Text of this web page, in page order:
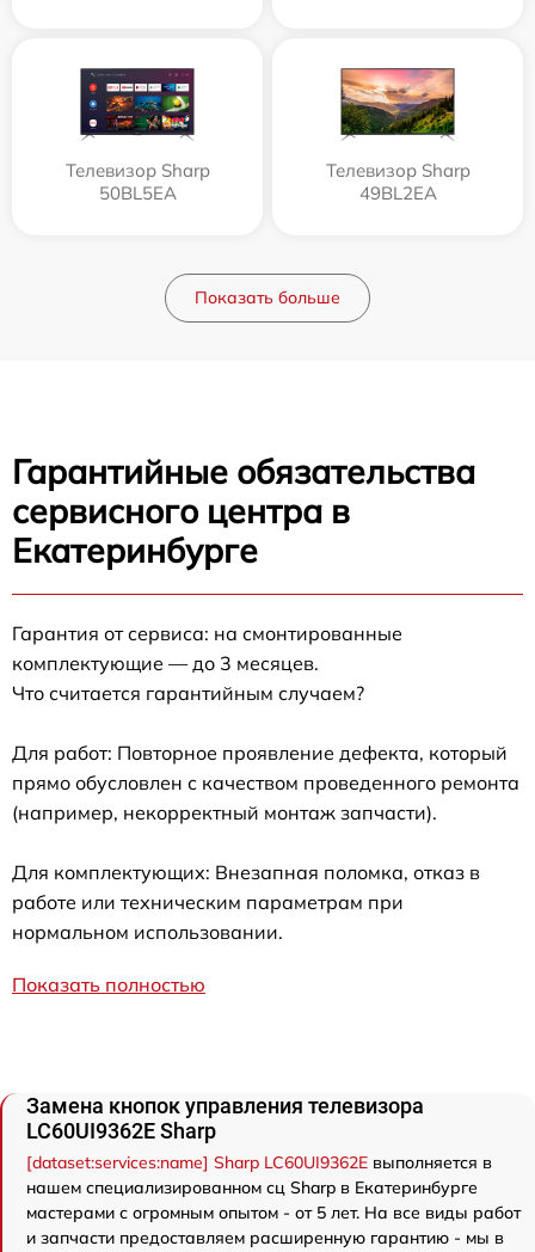
Телевизор Sharp
50BL5EA
Телевизор Sharp
49BL2EA
Показать больше
Гарантийные обязательства
сервисного центра в
Екатеринбурге
Гарантия от сервиса: на смонтированные
комплектующие — до 3 месяцев.
Что считается гарантийным случаем?
Для работ: Повторное проявление дефекта, который
прямо обусловлен с качеством проведенного ремонта
(например, некорректный монтаж запчасти).
Для комплектующих: Внезапная поломка, отказ в
работе или техническим параметрам при
нормальном использовании.
Показать полностью
Замена кнопок управления телевизора
LC60UI9362E Sharp
[dataset:services:name] Sharp LC60UI9362E выполняется в
нашем специализированном сц Sharp в Екатеринбурге
мастерами с огромным опытом - от 5 лет. На все виды работ
и запчасти предоставляем расширенную гарантию - мы в